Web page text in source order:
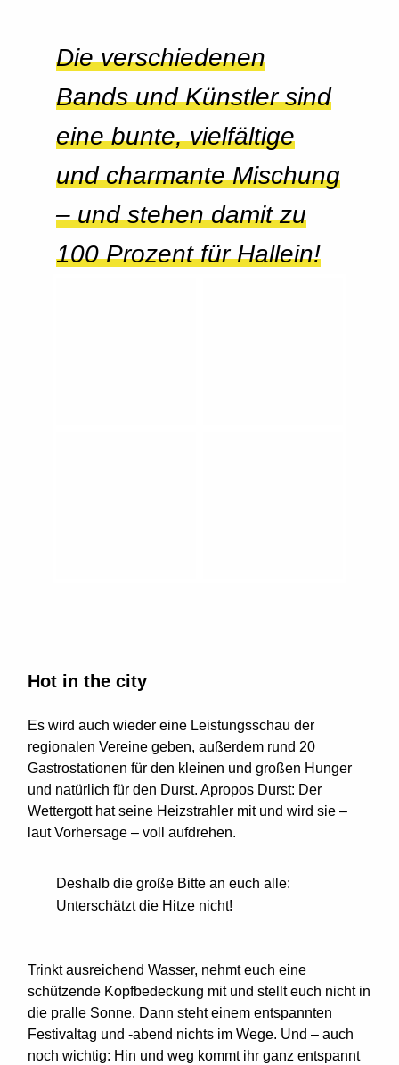
Die verschiedenen
Bands und Künstler sind
eine bunte, vielfältige
und charmante Mischung
– und stehen damit zu
100 Prozent für Hallein!
Hot in the city
Es wird auch wieder eine Leistungsschau der
regionalen Vereine geben, außerdem rund 20
Gastrostationen für den kleinen und großen Hunger
und natürlich für den Durst. Apropos Durst: Der
Wettergott hat seine Heizstrahler mit und wird sie –
laut Vorhersage – voll aufdrehen.
Deshalb die große Bitte an euch alle:
Unterschätzt die Hitze nicht!
Trinkt ausreichend Wasser, nehmt euch eine
schützende Kopfbedeckung mit und stellt euch nicht in
die pralle Sonne. Dann steht einem entspannten
Festivaltag und -abend nichts im Wege. Und – auch
noch wichtig: Hin und weg kommt ihr ganz entspannt